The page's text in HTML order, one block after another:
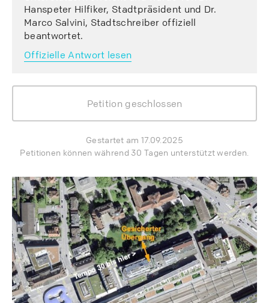
Hanspeter Hilfiker, Stadtpräsident und Dr.
Marco Salvini, Stadtschreiber offiziell
beantwortet.
Offizielle Antwort lesen
Petition geschlossen
Gestartet am 17.09.2025
Petitionen können während 30 Tagen unterstützt werden.